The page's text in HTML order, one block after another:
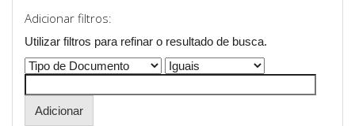
Adicionar filtros:
Utilizar filtros para refinar o resultado de busca.